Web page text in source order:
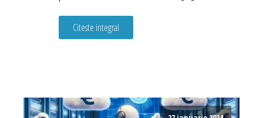
Citeste integral